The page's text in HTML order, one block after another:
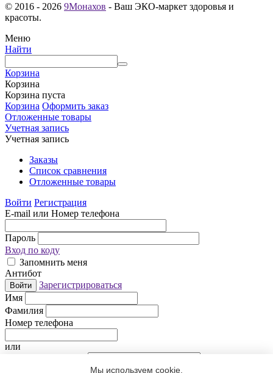
Мы используем cookie.
© 2016 - 2026 9Монахов - Ваш ЭКО-маркет здоровья и
красоты.
Меню
Найти
Корзина
Корзина
Корзина пуста
Корзина Оформить заказ
Отложенные товары
Учетная запись
Учетная запись
Заказы
Список сравнения
Отложенные товары
Войти Регистрация
E-mail или Номер телефона
Пароль
Вход по коду
Запомнить меня
Антибот
Войти
Зарегистрироваться
Имя
Фамилия
Номер телефона
или